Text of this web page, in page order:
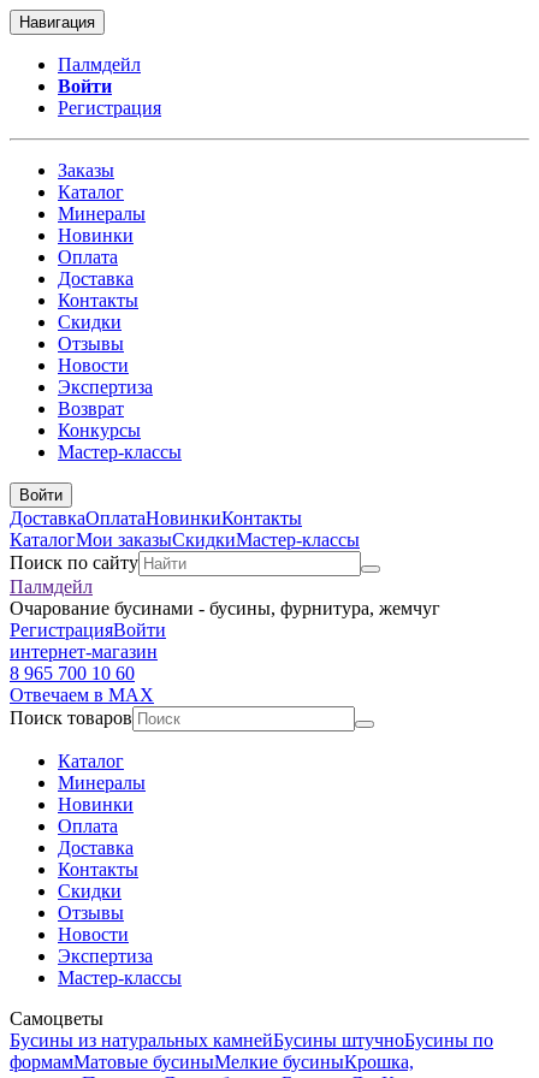
Навигация
Палмдейл
Войти
Регистрация
Заказы
Каталог
Минералы
Новинки
Оплата
Доставка
Контакты
Скидки
Отзывы
Новости
Экспертиза
Возврат
Конкурсы
Мастер-классы
Войти
ДоставкаОплатаНовинкиКонтакты
КаталогМои заказыСкидкиМастер-классы
Поиск по сайту
Палмдейл
Очарование бусинами - бусины, фурнитура, жемчуг
РегистрацияВойти
интернет-магазин
8 965 700 10 60
Отвечаем в MAX
Поиск товаров
Каталог
Минералы
Новинки
Оплата
Доставка
Контакты
Скидки
Отзывы
Новости
Экспертиза
Мастер-классы
Самоцветы
Бусины из натуральных камнейБусины штучноБусины по
формамМатовые бусиныМелкие бусиныКрошка,